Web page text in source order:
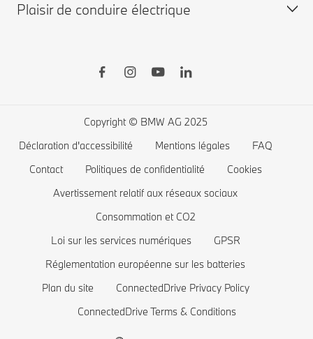
BMW d'occasion disponibles
BMW X
BMW Série 3
BMW Série 2
BMW Série 1
La famille BMW X1
BMW M
Voitures électriques BMW
Plaisir de conduire électrique
Coût des voitures électriques
Batterie de voiture électrique
Copyright © BMW AG 2025
Déclaration d'accessibilité
Mentions légales
FAQ
Contact
Politiques de confidentialité
Cookies
Avertissement relatif aux réseaux sociaux
Consommation et CO2
Loi sur les services numériques
GPSR
Réglementation européenne sur les batteries
Plan du site
ConnectedDrive Privacy Policy
ConnectedDrive Terms & Conditions